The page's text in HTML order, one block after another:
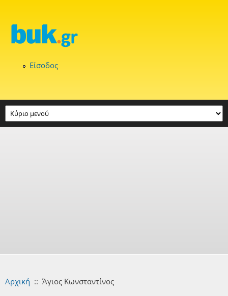
Είσοδος
Αρχική :: Άγιος Κωνσταντίνος